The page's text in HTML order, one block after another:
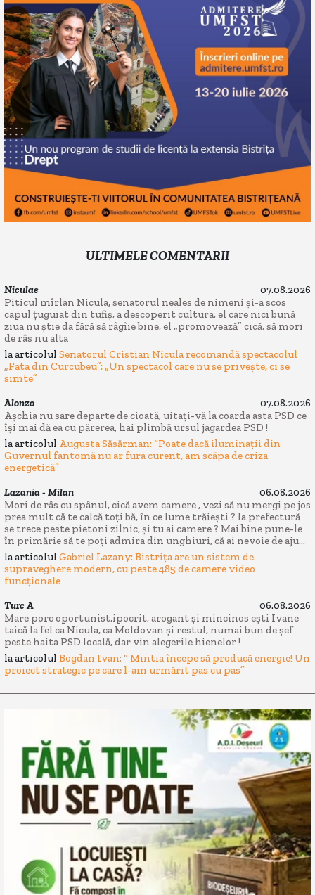
ULTIMELE COMENTARII
Niculae
07.08.2026
Piticul mîrlan Nicula, senatorul neales de nimeni și-a scos
capul țuguiat din tufiș, a descoperit cultura, el care nici bună
ziua nu știe da fără să râgîie bine, el „promovează” cică, să mori
de râs nu alta
la articolul Senatorul Cristian Nicula recomandă spectacolul
„Fata din Curcubeu”: „Un spectacol care nu se privește, ci se
simte”
Alonzo
07.08.2026
Așchia nu sare departe de cioată, uitați-vă la coarda asta PSD ce
își mai dă ea cu părerea, hai plimbă ursul jagardea PSD !
la articolul Augusta Săsărman: “Poate dacă iluminații din
Guvernul fantomă nu ar fura curent, am scăpa de criza
energetică”
Lazania - Milan
06.08.2026
Mori de râs cu spânul, cică avem camere , vezi să nu mergi pe jos
prea mult că te calcă toți bă, în ce lume trăiești ? la prefectură
se trece peste pietoni zilnic, și tu ai camere ? Mai bine pune-le
în primărie să te poți admira din unghiuri, că ai nevoie de aju...
la articolul Gabriel Lazany: Bistrița are un sistem de
supraveghere modern, cu peste 485 de camere video
funcționale
Turc A
06.08.2026
Mare porc oportunist,ipocrit, arogant și mincinos ești Ivane
taică la fel ca Nicula, ca Moldovan și restul, numai bun de șef
peste haita PSD locală, dar vin alegerile hienelor !
la articolul Bogdan Ivan: “ Mintia începe să producă energie! Un
proiect strategic pe care l-am urmărit pas cu pas”